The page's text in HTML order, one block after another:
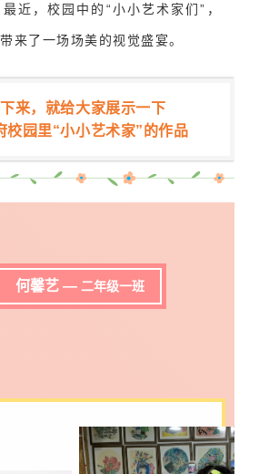
近， 校园中的“小小艺术家们”，
来了一场场美的视觉盛宴。
来，就给大家展示一下
校园里“小小艺术家”的作品
何馨艺 — 二年级一班